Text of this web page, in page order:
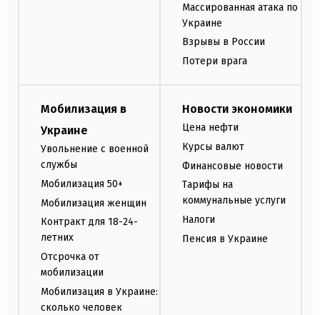
Массированная атака по
Украине
Взрывы в России
Потери врага
Мобилизация в
Украине
Увольнение с военной
службы
Мобилизация 50+
Мобилизация женщин
Контракт для 18-24-
летних
Отсрочка от
мобилизации
Мобилизация в Украине:
сколько человек
Новости экономики
Цена нефти
Курсы валют
Финансовые новости
Тарифы на
коммунальные услуги
Налоги
Пенсия в Украине